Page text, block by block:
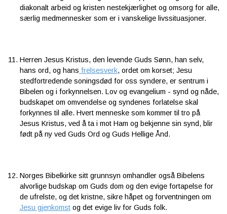
diakonalt arbeid og kristen nestekjærlighet og omsorg for alle,
særlig medmennesker som er i vanskelige livssituasjoner.
Herren Jesus Kristus, den levende Guds Sønn, han selv,
hans ord, og hans frelsesverk, ordet om korset; Jesu
stedfortredende soningsdød for oss syndere, er sentrum i
Bibelen og i forkynnelsen. Lov og evangelium - synd og nåde,
budskapet om omvendelse og syndenes forlatelse skal
forkynnes til alle. Hvert menneske som kommer til tro på
Jesus Kristus, ved å ta i mot Ham og bekjenne sin synd, blir
født på ny ved Guds Ord og Guds Hellige Ånd.
Norges Bibelkirke sitt grunnsyn omhandler også Bibelens
alvorlige budskap om Guds dom og den evige fortapelse for
de ufrelste, og det kristne, sikre håpet og forventningen om
Jesu gjenkomstog det evige liv for Guds folk.